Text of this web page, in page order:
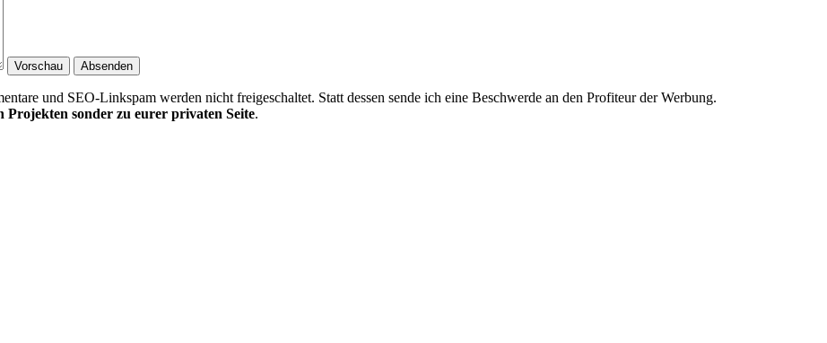
und SEO-Linkspam werden nicht freigeschaltet. Statt dessen sende ich eine Beschwerde an den Profiteur der Werbung.
Projekten sonder zu eurer privaten Seite.